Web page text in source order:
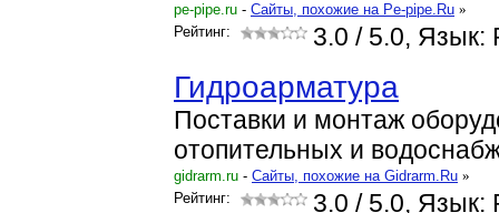
pe-pipe.ru - Cайты, похожие на Pe-pipe.Ru »
Рейтинг:
3.0 / 5.0, Язык:
Гидроарматура
Поставки и монтаж
отопительных и
gidrarm.ru - Cайты, похожие на Gidrarm.Ru »
Рейтинг:
3.0 / 5.0, Язык: